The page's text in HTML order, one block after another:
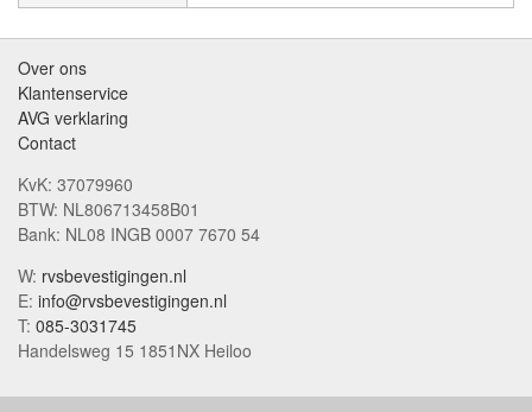
Over ons
Klantenservice
AVG verklaring
Contact
KvK: 37079960
BTW: NL806713458B01
Bank: NL08 INGB 0007 7670 54
W: rvsbevestigingen.nl
E: info@rvsbevestigingen.nl
T: 085-3031745
Handelsweg 15 1851NX Heiloo